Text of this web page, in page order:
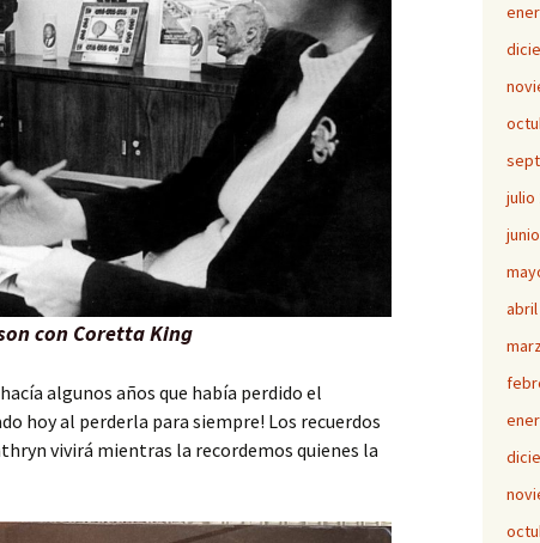
con Coretta King
algunos años que había perdido el
hoy al perderla para siempre! Los recuerdos
vivirá mientras la recordemos quienes la
julio
abril